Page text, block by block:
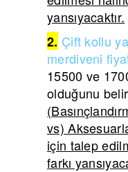
yansıyacaktır.
2. Çift kollu
merdiveni
15500 ve
olduğunu
vs)
için talep
farkı